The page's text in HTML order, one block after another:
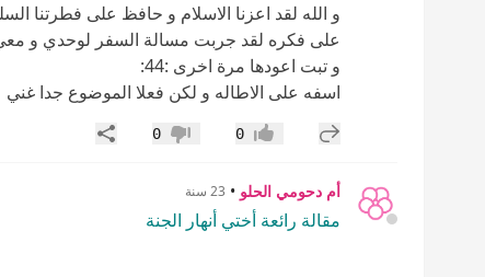
و الله لقد اعزنا الاسلام و حافظ على فطرتنا
على فكره لقد جربت مسالة السفر لوحدي و معي
و تبت اعودها مرة اخرى :44:
اسفه على الاطاله و لكن فعلا الموضوع جدا غني
إضافة رد جديد
إعجاب0 عدم إعجاب
0 مشاركة
أم دحومي الحلو • 23 سنة
مقالة رائعة أختي أنهار الجنة